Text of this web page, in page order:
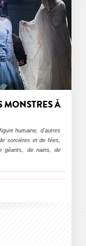
MONSTRES À
humaine, d’autres
sorcières et de fées,
géants, de nains, de